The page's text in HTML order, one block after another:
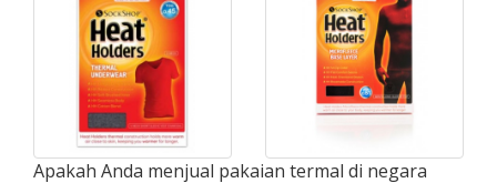
Apakah Anda menjual pakaian termal di negara